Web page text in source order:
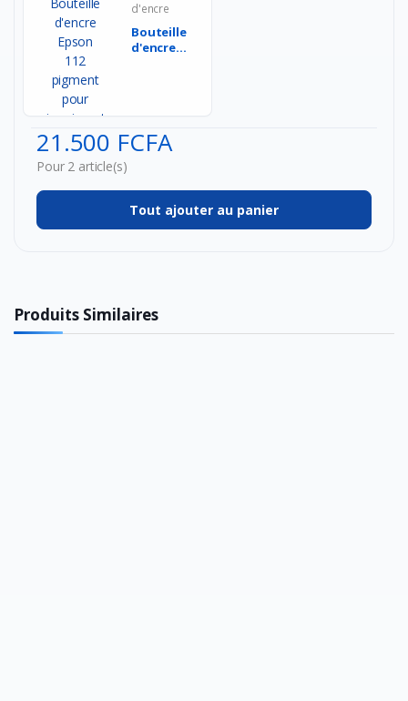
d'encre
Bouteille
d'encre
21.500 FCFA
Pour 2 article(s)
Tout ajouter au panier
Produits Similaires